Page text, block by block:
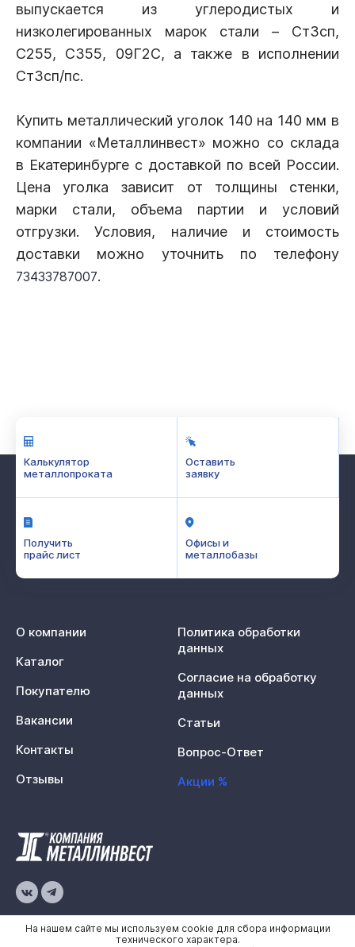
выпускается из углеродистых и
низколегированных марок стали – Ст3сп,
С255, С355, 09Г2С, а также в исполнении
Ст3сп/пс.
Купить металлический уголок 140 на 140 мм в
компании «Металлинвест» можно со склада
в Екатеринбурге с доставкой по всей России.
Цена уголка зависит от толщины стенки,
марки стали, объема партии и условий
отгрузки. Условия, наличие и стоимость
доставки можно уточнить по телефону
73433787007.
Калькулятор
металлопроката
Оставить
заявку
Получить
прайс лист
Офисы и
металлобазы
© 2026 «Металлинвест»
О компании
Каталог
Покупателю
Вакансии
Контакты
Отзывы
Политика обработки
данных
Согласие на обработку
данных
Статьи
Вопрос-Ответ
Акции %
На нашем сайте мы используем cookie для сбора информации
технического характера.